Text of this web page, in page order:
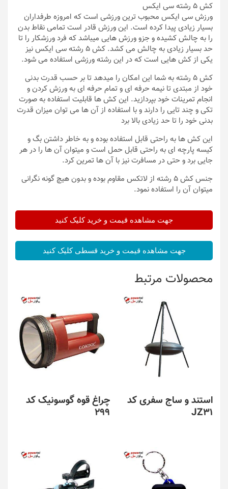
کش 5 رشته سی ایکس
ورزش سی ایکس محبوب ترین ورزشی است که امروزه طرفداران
بسیار زیادی پیدا کرده است. این ورزش قادر است تمامی نقاط بدن
را به چالش کشیده و جزو ورزش هایی میباشد که فرد ورزشکار را تا
حد بسیار زیادی به چالش می کشد. کش 5 رشته سی ایکس نیز
یکی از کش هایی است که در این رشته ورزشی استفاده می شود.
کش 5 رشته به شما این امکان را میدهد تا بر حسب قدرت بدنی
خود از مبتدی تا نیمه حرفه ای و تمام حرفه ای به ورزش کردن و
انجام تمرینات خود بپردازید. این کش ها قابلیت استفاده به صورت
تکی و چند تایی را دارند و با استفاده از آن ها می توان میزان قدرت
بدنی خود را تا حد زیادی بالا برد
این کش ها به راحتی قابل استفاده بوده و به خاطر داشتن بگ و
کیسه پارچه ای به راحتی قابل حمل است و میتوان آن ها را در هر
جایی برد و حتی در مسافرت نیز با آن ها تمرین کرد.
جنس کش 5 رشته از لاتکس مقاوم بوده و بدون هیچ گونه نگرانی
میتوان آن را استفاده نمود.
جهت مشاهده قیمت و خرید کلیک کنید
جهت مشاهده قیمت و خرید قسطی کلیک کنید
محصولات مرتبط
استند و ساج سفری کد
JZ31
چراغ قوه گوسونیک کد
299